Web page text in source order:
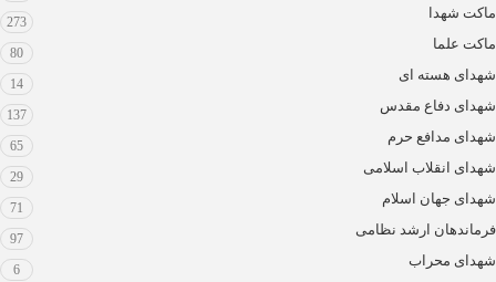
ماکت شهدا
273
ماکت علما
80
شهدای هسته ای
14
شهدای دفاع مقدس
137
شهدای مدافع حرم
65
شهدای انقلاب اسلامی
29
شهدای جهان اسلام
71
فرماندهان ارشد نظامی
97
شهدای محراب
6